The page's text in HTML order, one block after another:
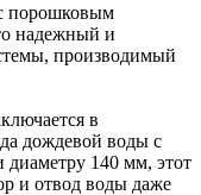
порошковым
надежный и
производимый
в
дождевой воды с
диаметру 140 мм, этот
и отвод воды даже